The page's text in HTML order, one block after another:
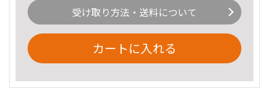
受け取り方法・送料について
カートに入れる